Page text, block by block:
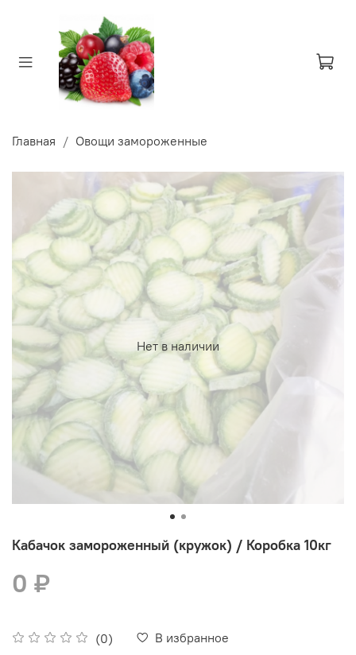
Главная Овощи замороженные
Нет в наличии
Кабачок замороженный (кружок) / Коробка 10кг
(0) В избранное
0 ₽